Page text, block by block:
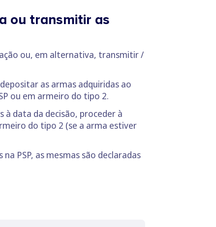
ou transmitir as
ou, em alternativa, transmitir /
as armas adquiridas ao
ou em armeiro do tipo 2.
à data da decisão, proceder à
do tipo 2 (se a arma estiver
PSP, as mesmas são declaradas